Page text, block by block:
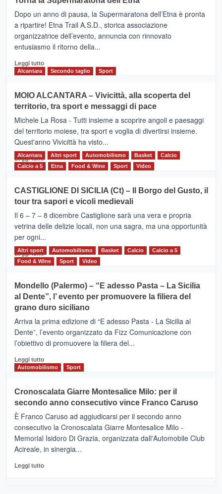
BROOKS
SuperMaratona
dell’Etna,
presentata
l’edizione
2026
Dopo un anno di pausa, la Supermaratona dell’Etna è pronta
a ripartire! Etna Trail A.S.D., storica associazione
organizzatrice dell’evento, annuncia con rinnovato
entusiasmo il ritorno della...
Leggi tuttoLeggi
Torna
la
Supermaratona
dell’Etna
Alcantara Secondo taglio Sport
MOIO ALCANTARA – Vivicittà, alla scoperta del
territorio, tra sport e messaggi di pace
Michele La Rosa - Tutti insieme a scoprire angoli e paesaggi
del territorio moiese, tra sport e voglia di divertirsi insieme.
Quest'anno Vivicittà ha visto...
Leggi tutto Leggi
MOIO
ALCANTARA
–
Vivicittà,
alla
scoperta
del
territorio,
e
messaggi
di
Alcantara Altri sport Automobilismo Basket
Calcio
Calcio a 5
Etna Food & Wine Sport Video
CASTIGLIONE DI SICILIA (Ct) – Il Borgo del Gusto, il
tour tra sapori e vicoli medievali
Il 6 – 7 – 8 dicembre Castiglione sarà una vera e propria
vetrina delle delizie locali, non una sagra, ma una opportunità
per ogni...
Leggi tuttoLeggi
di
CASTIGLIONE
DI
SICILIA
(Ct)
–
Il
Borgo
Gusto,
il
tra
sapori
vicoli
medievali
Altri sport Automobilismo Basket Calcio
Calcio a 5
Food & Wine
Sport Video
Mondello (Palermo) – “E adesso Pasta – La Sicilia
al Dente”, l’ evento per promuovere la filiera del
grano duro siciliano
Arriva la prima edizione di “E adesso Pasta - La Sicilia al
Dente”, l’evento organizzato da Fizz Comunicazione con
l’obiettivo di promuovere la filiera del...
Leggi tuttoLeggi
di
Mondello
(Palermo)
–
“E
adesso
Pasta
–
Sicilia
Automobilismo Sport
Cronoscalata Giarre Montesalice Milo: per il
secondo anno consecutivo vince Franco Caruso
È Franco Caruso ad aggiudicarsi per il secondo anno
consecutivo la Cronoscalata Giarre Montesalice Milo -
Memorial Isidoro Di Grazia, organizzata dall'Automobile Club
Acireale, in sinergia...
Leggi tuttoLeggi